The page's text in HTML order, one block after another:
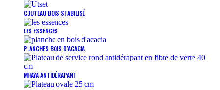
COUTEAU BOIS STABILISÉ
LES ESSENCES
PLANCHES BOIS D’ACACIA
MHAYA ANTIDÉRAPANT